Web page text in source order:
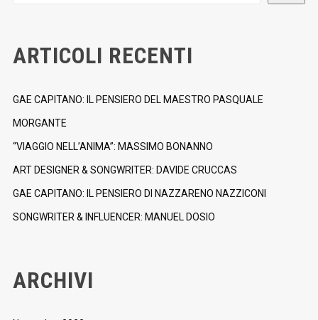
ARTICOLI RECENTI
GAE CAPITANO: IL PENSIERO DEL MAESTRO PASQUALE
MORGANTE
“VIAGGIO NELL’ANIMA”: MASSIMO BONANNO
ART DESIGNER & SONGWRITER: DAVIDE CRUCCAS
GAE CAPITANO: IL PENSIERO DI NAZZARENO NAZZICONI
SONGWRITER & INFLUENCER: MANUEL DOSIO
ARCHIVI